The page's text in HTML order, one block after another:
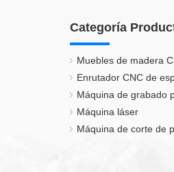
Categoría
Muebles de madera
Enrutador CNC de
Máquina de grabado
Máquina láser
Máquina de corte de